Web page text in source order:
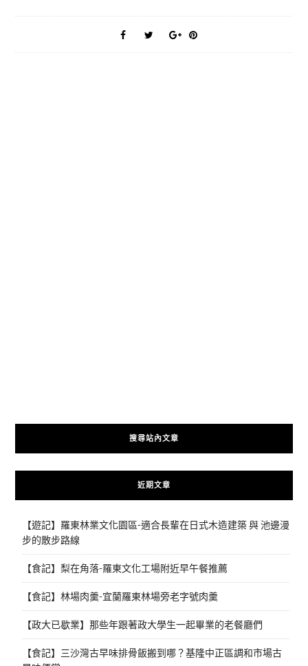
搜尋站內文章
近期文章
【遊記】羅東林業文化園區-適合長輩在日式木造建築 與 池邊漫
步的散步路線
【食記】梨在角落-羅東文化工場附近早午餐推薦
【食記】林場肉羹-宜蘭羅東林場旁老字號肉羹
【政大已歇業】那些年跟著政大學生一起畢業的老餐廳們
【食記】三沙灣古早味排骨飯搬到哪？基隆中正區調和市場古